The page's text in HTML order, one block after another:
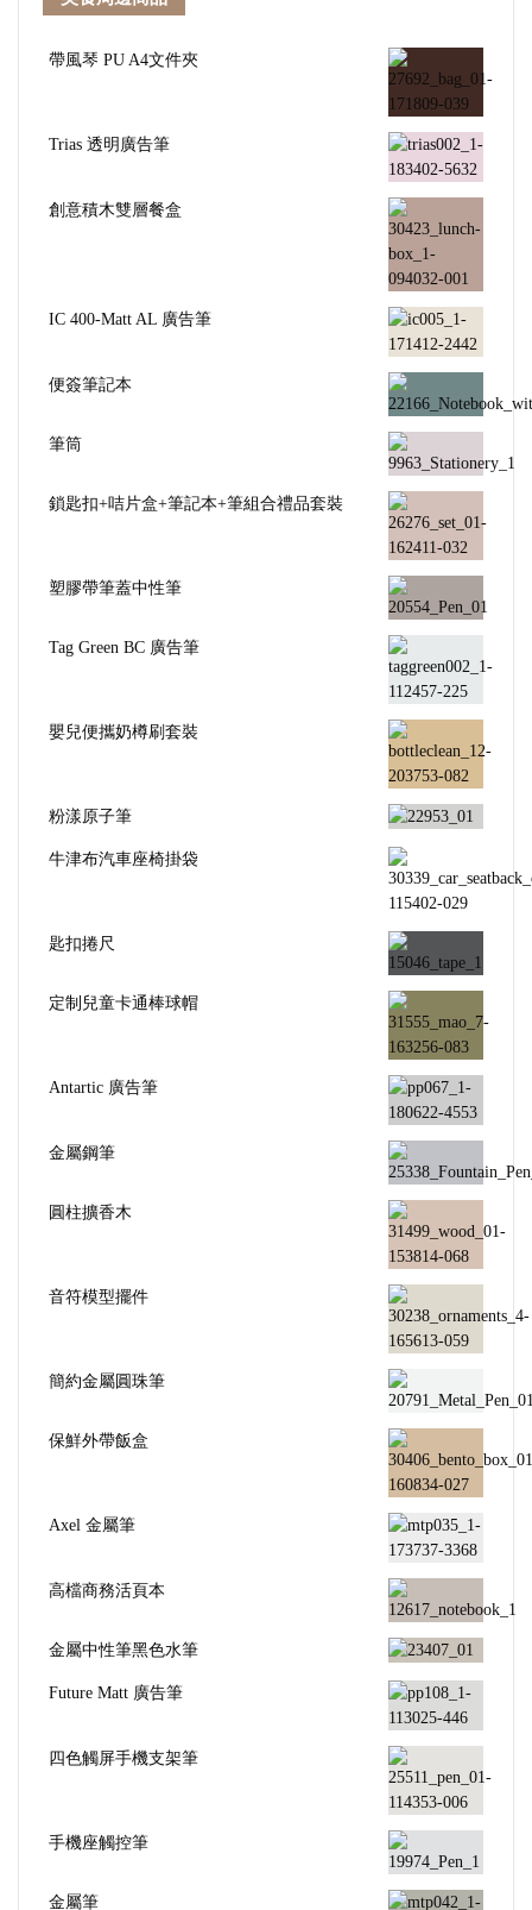
帶風琴 PU A4文件夾
Trias 透明廣告筆
創意積木雙層餐盒
IC 400-Matt AL 廣告筆
便簽筆記本
筆筒
鎖匙扣+咭片盒+筆記本+筆組合禮品套裝
塑膠帶筆蓋中性筆
Tag Green BC 廣告筆
嬰兒便攜奶樽刷套裝
粉漾原子筆
牛津布汽車座椅掛袋
匙扣捲尺
定制兒童卡通棒球帽
Antartic 廣告筆
金屬鋼筆
圓柱擴香木
音符模型擺件
簡約金屬圓珠筆
保鮮外帶飯盒
Axel 金屬筆
高檔商務活頁本
金屬中性筆黑色水筆
Future Matt 廣告筆
四色觸屏手機支架筆
手機座觸控筆
金屬筆